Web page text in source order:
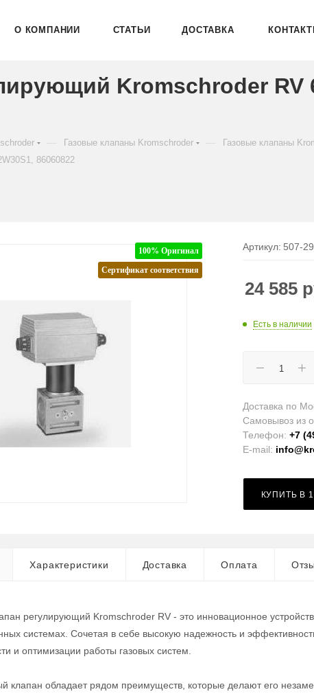
О КОМПАНИИ СТАТЬИ ДОСТАВКА
Kromschroder RV
Газовые клапаны Kromschroder Газовые клапаны
86060822
100% Оригинал
Сертификат соответствия
Артикул: 507-
24 585
Есть в наличии
Доставка по
Самовывоз из
Телефон:+7
E-mail:
КУПИТЬ В
Характеристики Доставка Оплата
регулирующий Kromschroder RV - это инновационное
системах. Сочетая в себе высокую надежность и
и оптимизации работы газовых систем.
клапан обладает рядом преимуществ, которые делают его